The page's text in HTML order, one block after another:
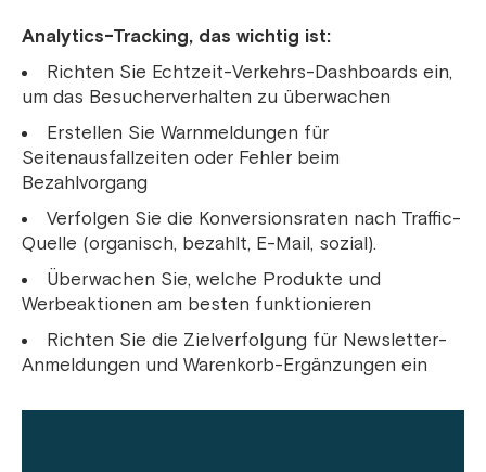
Analytics-Tracking, das wichtig ist:
Richten Sie Echtzeit-Verkehrs-Dashboards ein,
um das Besucherverhalten zu überwachen
Erstellen Sie Warnmeldungen für
Seitenausfallzeiten oder Fehler beim
Bezahlvorgang
Verfolgen Sie die Konversionsraten nach Traffic-
Quelle (organisch, bezahlt, E-Mail, sozial).
Überwachen Sie, welche Produkte und
Werbeaktionen am besten funktionieren
Richten Sie die Zielverfolgung für Newsletter-
Anmeldungen und Warenkorb-Ergänzungen ein